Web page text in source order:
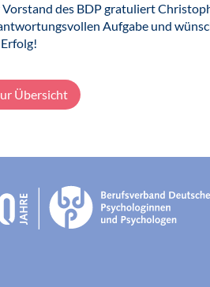
Vorstand des BDP gratuliert
Aufgabe und
Übersicht